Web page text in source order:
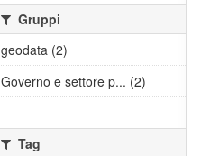
Gruppi
geodata (2)
Governo e settore p... (2)
Tag